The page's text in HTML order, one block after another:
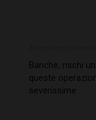
Banche, rischi
queste
severissime